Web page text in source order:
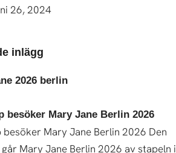
26, 2024
inlägg
besöker Mary Jane Berlin 2026
besöker Mary Jane Berlin 2026 Den
går Mary Jane Berlin 2026 av stapeln i